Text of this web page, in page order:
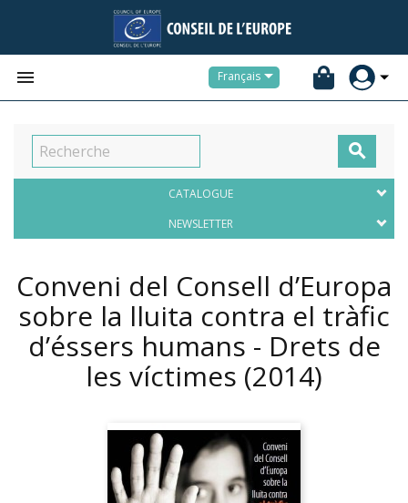
 Français

CATALOGUE
NEWSLETTER
Conveni del Consell d’Europa
sobre la lluita contra el tràfic
d’éssers humans - Drets de
les víctimes (2014)